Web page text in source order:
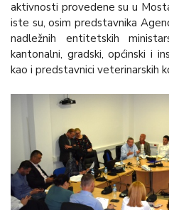
aktivnosti provedene su u
iste su, osim predstavnika
nadležnih entitetskih
kantonalni, gradski, općinski i
kao i predstavnici veterinarskih